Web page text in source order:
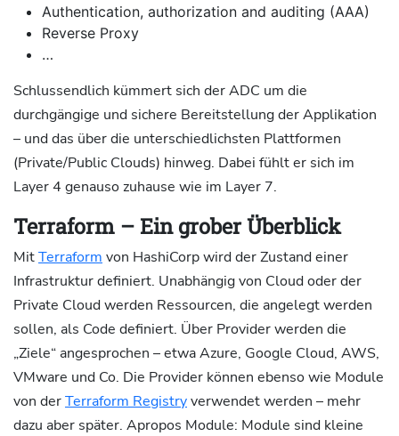
Authentication, authorization and auditing (AAA)
Reverse Proxy
…
Schlussendlich kümmert sich der ADC um die
durchgängige und sichere Bereitstellung der Applikation
– und das über die unterschiedlichsten Plattformen
(Private/Public Clouds) hinweg. Dabei fühlt er sich im
Layer 4 genauso zuhause wie im Layer 7.
Terraform – Ein grober Überblick
MitTerraform von HashiCorp wird der Zustand einer
Infrastruktur definiert. Unabhängig von Cloud oder der
Private Cloud werden Ressourcen, die angelegt werden
sollen, als Code definiert. Über Provider werden die
„Ziele“ angesprochen – etwa Azure, Google Cloud, AWS,
VMware und Co. Die Provider können ebenso wie Module
von derTerraform Registryverwendet werden – mehr
dazu aber später. Apropos Module: Module sind kleine